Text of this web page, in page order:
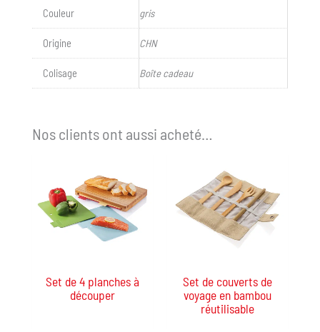
Couleur gris
Origine CHN
Colisage Boîte cadeau
Nos clients ont aussi acheté…
Set de 4 planches à
découper
Set de couverts de
voyage en bambou
réutilisable